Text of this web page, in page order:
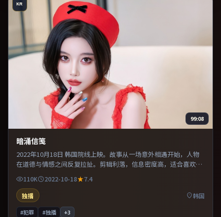
KR
99:08
暗涌信笺
2022年10月18日 韩国院线上映。故事从一场意外相遇开始，人物
在道德与情感之间反复拉扯。剪辑利落，信息密度高，适合喜欢烧
110K 2022-10-18
7.4
独播
韩国
#犯罪 #独播 +3